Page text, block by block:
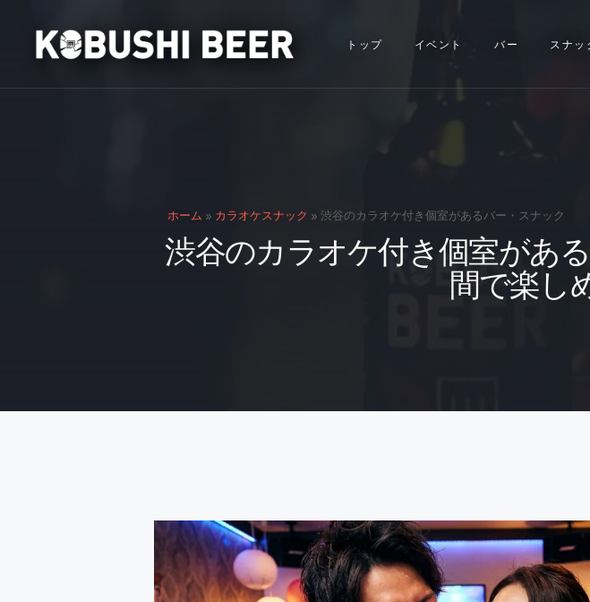
トップ イベント バー スナッ
ホーム » カラオケスナック » 渋谷のカラオケ付き個室があるバー・スナック
渋谷のカラオケ付き個室があ
間で楽し
スタッフ募集
問い合わせ